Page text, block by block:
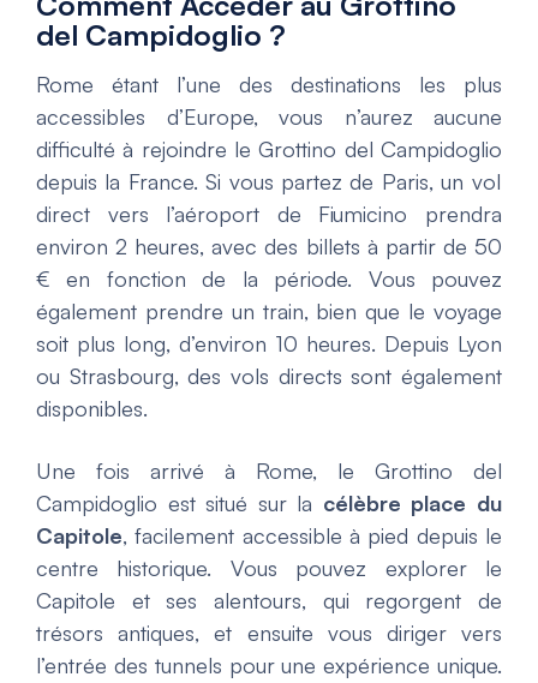
del Campidoglio ?
Rome étant l’une des destinations les plus
accessibles d’Europe, vous n’aurez aucune
difficulté à rejoindre leGrottino del Campidoglio
depuis la France. Si vous partez de Paris, un vol
direct vers l’aéroport de Fiumicino prendra
environ 2 heures, avec des billets à partir de 50
€ en fonction de la période. Vous pouvez
également prendre un train, bien que le voyage
soit plus long, d’environ 10 heures. Depuis Lyon
ou Strasbourg, des vols directs sont également
disponibles.
Une fois arrivé à Rome, le Grottino del
Campidoglio est situé sur la célèbre place du
Capitole, facilement accessible à pied depuis le
centre historique. Vous pouvez explorer le
Capitole et ses alentours, qui regorgent de
trésors antiques, et ensuite vous diriger vers
l’entrée des tunnels pour une expérience unique.